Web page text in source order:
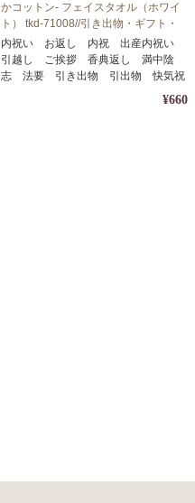
かコットン- フェイスタオル（ホワイ
ト） tkd-71008//引き出物・ギフト・
内祝い・お中元・お歳暮等に
内祝い お返し 内祝 出産内祝い
引越し ご挨拶 香典返し 満中陰
志 法要 引き出物 引出物 快気祝
¥660